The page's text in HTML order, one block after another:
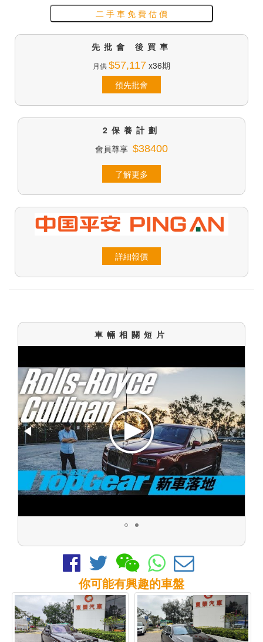
二 手 車 免 費 估 價
先批會 後買車
月供$57,117 x36期
預先批會
2保養計劃
會員尊享 $38400
了解更多
詳細報價
車輛相關短片
你可能有興趣的車盤